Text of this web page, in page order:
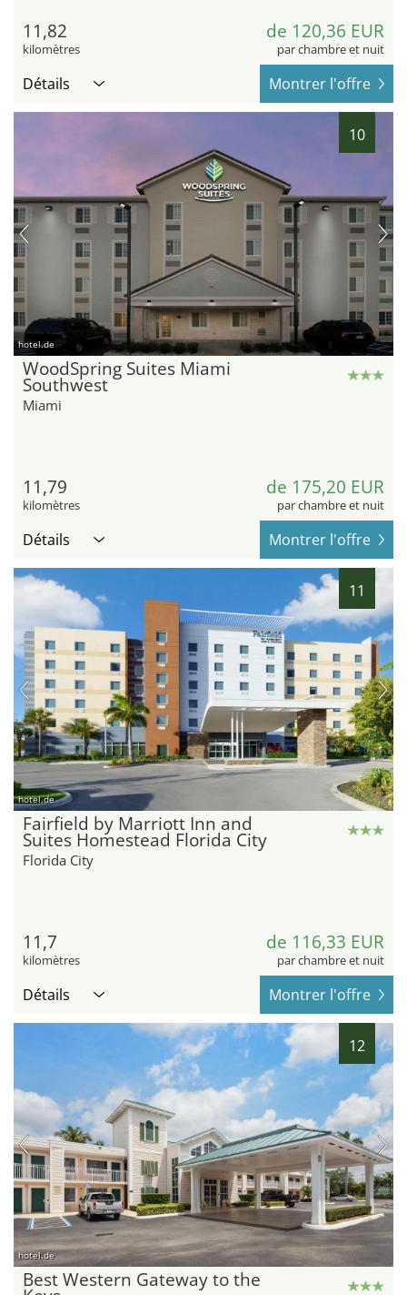
11,82
kilomètres
de 120,36 EUR
par chambre et nuit
Détails Montrer l'offre
10
hotel.de
WoodSpring Suites Miami
Southwest
Miami
11,79
kilomètres
de 175,20 EUR
par chambre et nuit
Détails Montrer l'offre
11
hotel.de
Fairfield by Marriott Inn and
Suites Homestead Florida City
Florida City
11,7
kilomètres
de 116,33 EUR
par chambre et nuit
Détails Montrer l'offre
12
hotel.de
Best Western Gateway to the